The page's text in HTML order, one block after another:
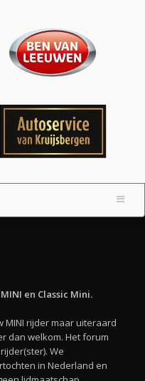
en Classic Mini.
MINI rijder maar uiteraard
dan welkom. Het forum
We
in Nederland en